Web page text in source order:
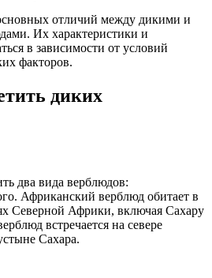
отличий между дикими и
Их характеристики и
в зависимости от условий
факторов.
диких
два вида верблюдов:
Африканский верблюд обитает в
Северной Африки, включая Сахару
встречается на севере
Сахара.